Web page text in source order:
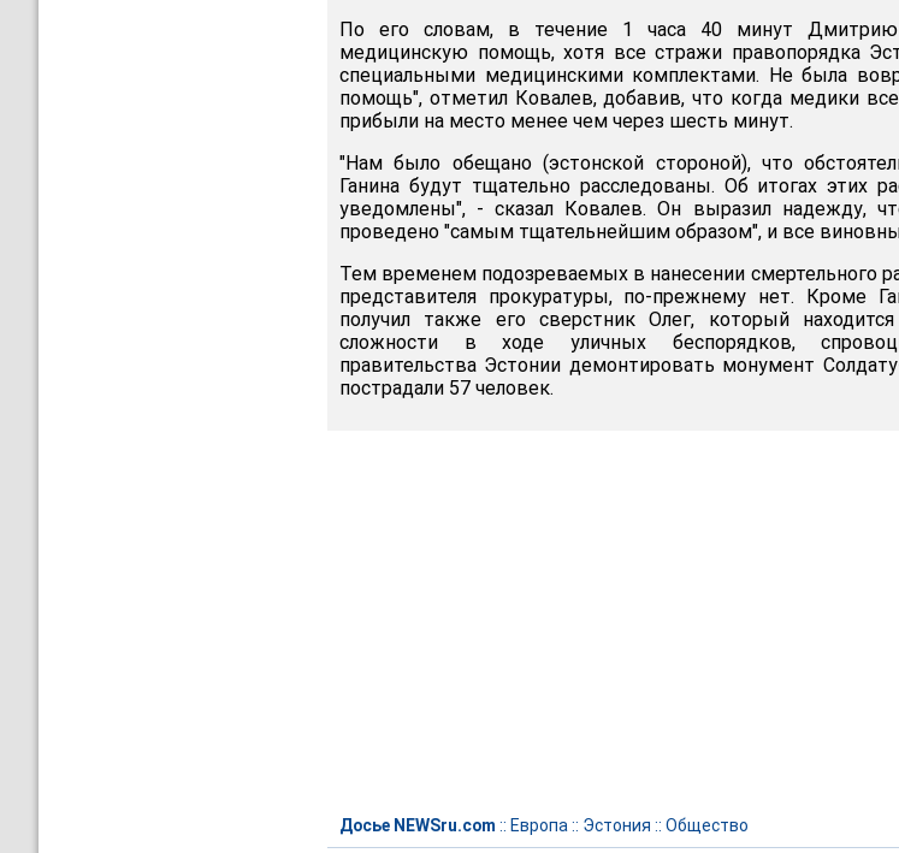
По его словам, в течение 1 часа 40 минут Дмитрию
медицинскую помощь, хотя все стражи правопорядка
специальными медицинскими комплектами. Не была
помощь", отметил Ковалев, добавив, что когда медики
прибыли на место менее чем через шесть минут.
"Нам было обещано (эстонской стороной), что
Ганина будут тщательно расследованы. Об итогах этих
уведомлены", - сказал Ковалев. Он выразил надежду,
проведено "самым тщательнейшим образом", и все
Тем временем подозреваемых в нанесении смертельного
представителя прокуратуры, по-прежнему нет. Кроме
получил также его сверстник Олег, который
сложности в ходе уличных беспорядков,
правительства Эстонии демонтировать монумент
пострадали 57 человек.
Досье NEWSru.com :: Европа :: Эстония :: Общество